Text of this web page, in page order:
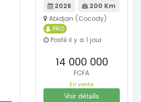
2026
200 Km
Abidjan (Cocody)
PRO
Posté il y a 1 jour
14 000 000
FCFA
En vente
Voir détails